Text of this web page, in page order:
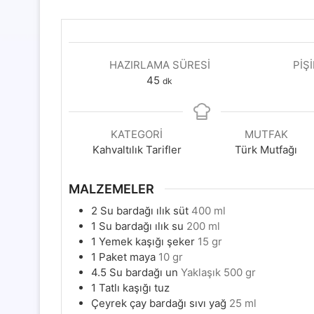
HAZIRLAMA SÜRESI
45 dakika
dk
KATEGORI
Kahvaltılık Tarifler
MUTFAK
Türk Mutfağı
MALZEMELER
2 Su bardağı ılık süt 400 ml
1 Su bardağı ılık su 200 ml
1 Yemek kaşığı şeker 15 gr
1 Paket maya 10 gr
4.5 Su bardağı un Yaklaşık 500 gr
1 Tatlı kaşığı tuz
Çeyrek çay bardağı sıvı yağ 25 ml